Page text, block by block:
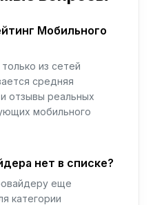
Мобильного
из сетей
средняя
отзывы реальных
мобильного
нет в списке?
еще
категории